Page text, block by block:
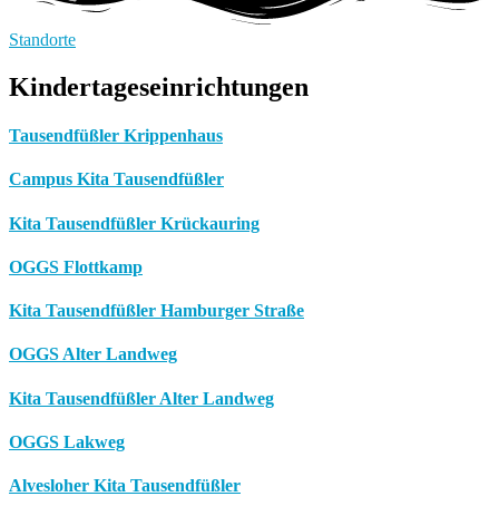
Standorte
Kindertageseinrichtungen
Tausendfüßler Krippenhaus
Campus Kita Tausendfüßler
Kita Tausendfüßler Krückauring
OGGS Flottkamp
Kita Tausendfüßler Hamburger Straße
OGGS Alter Landweg
Kita Tausendfüßler Alter Landweg
OGGS Lakweg
Alvesloher Kita Tausendfüßler